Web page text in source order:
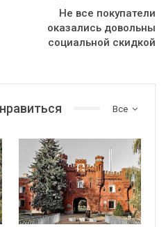
Не все покупатели
оказались довольны
социальной скидкой
Все